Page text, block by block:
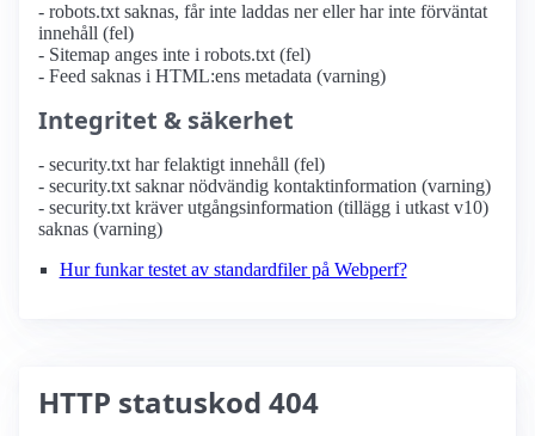
- robots.txt saknas, får inte laddas ner eller har inte förväntat
innehåll (fel)
- Sitemap anges inte i robots.txt (fel)
- Feed saknas i HTML:ens metadata (varning)
Integritet & säkerhet
- security.txt har felaktigt innehåll (fel)
- security.txt saknar nödvändig kontaktinformation (varning)
- security.txt kräver utgångsinformation (tillägg i utkast v10)
saknas (varning)
Hur funkar testet av standardfiler på Webperf?
HTTP statuskod 404